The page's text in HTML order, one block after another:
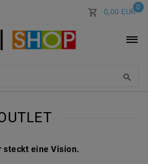
0
0,00 EUR
steckt eine Vision.